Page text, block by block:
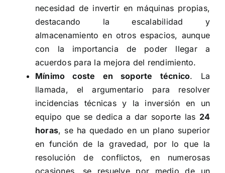
necesidad de invertir en máquinas propias,
destacando la escalabilidad y
almacenamiento en otros espacios, aunque
con la importancia de poder llegar a
acuerdos para la mejora del rendimiento.
Mínimo coste en soporte técnico. La
llamada, el argumentario para resolver
incidencias técnicas y la inversión en un
equipo que se dedica a dar soporte las 24
horas, se ha quedado en un plano superior
en función de la gravedad, por lo que la
resolución de conflictos, en numerosas
ocasiones, se resuelve por medio de un